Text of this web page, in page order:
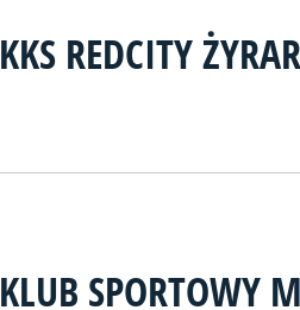
KKS REDCITY
KLUB SPORTOWY